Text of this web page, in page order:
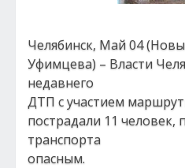
Челябинск, Май 04
Уфимцева) – Власти
недавнего
ДТП с участием
пострадали 11 человек,
транспорта
опасным.